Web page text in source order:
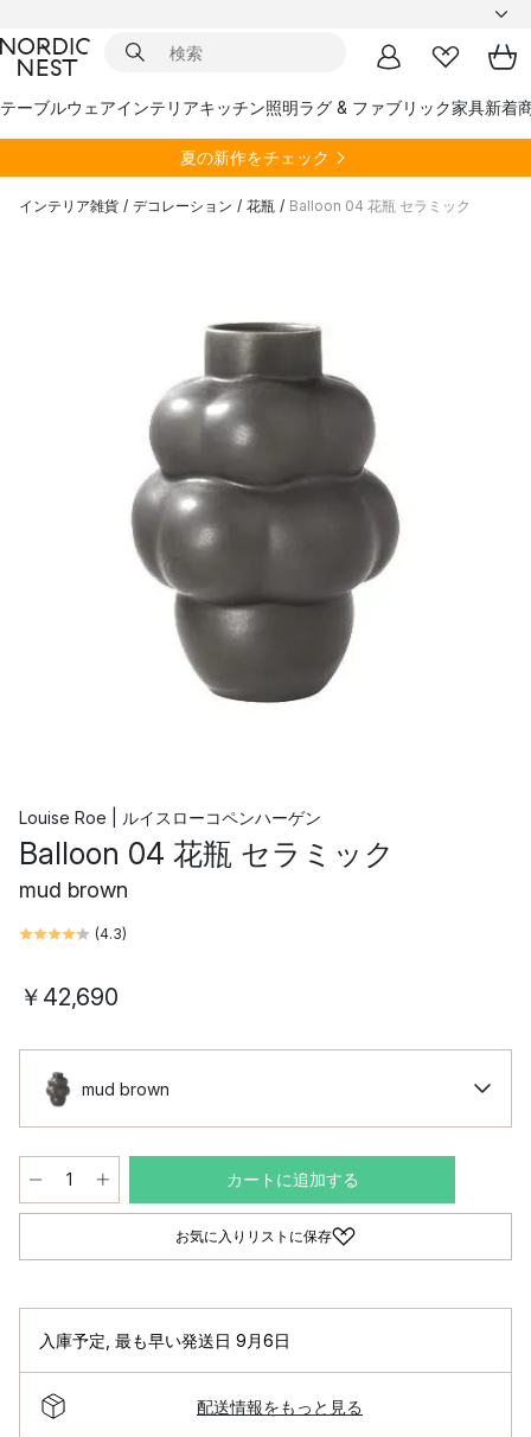
テーブルウェアインテリアキッチン照明ラグ & ファブリック家具新着
夏の新作をチェック
インテリア雑貨 / デコレーション / 花瓶 / Balloon 04 花瓶 セラミック
Louise Roe | ルイスローコペンハーゲン
Balloon 04 花瓶 セラミック
mud brown
(4.3)
￥42,690
mud brown
カートに追加する
お気に入りリストに保存
入庫予定 最も早い発送日 9月6日
配送情報をもっと見る